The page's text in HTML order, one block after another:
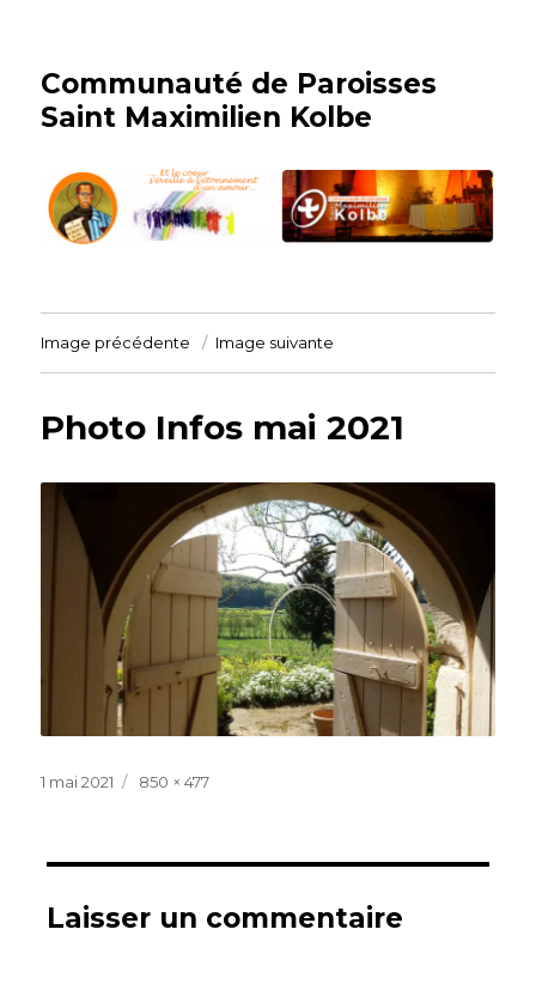
Communauté de Paroisses
Saint Maximilien Kolbe
Image précédente Image suivante
Photo Infos mai 2021
Publié
1 mai 2021
Taille
850 × 477
Laisser un commentaire